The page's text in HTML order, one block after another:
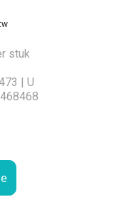
stuk
| U